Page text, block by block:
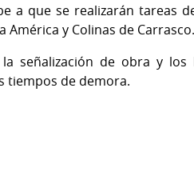
a que se realizarán tareas
América y Colinas de Carrasco.
señalización de obra y los
tiempos de demora.